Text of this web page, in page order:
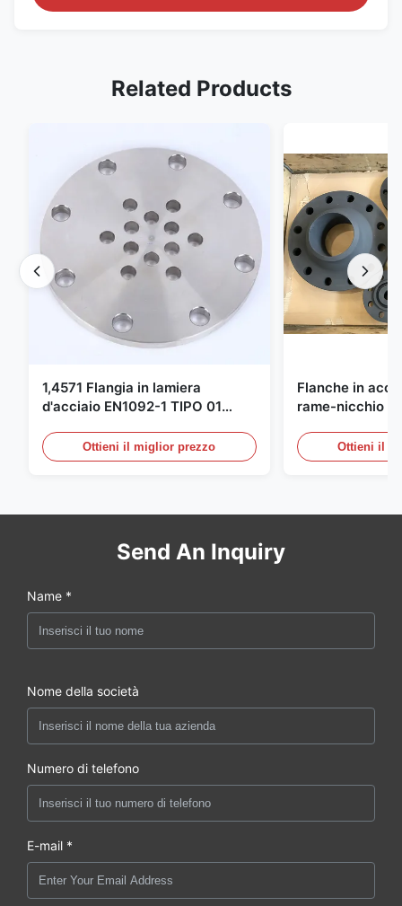
Related Products
1,4571 Flangia in lamiera
d'acciaio EN1092-1 TIPO 01
Ottieni il miglior prezzo
Flanche in
rame-nicchio
carbonioOttieni il
Send An Inquiry
Name *
Nome della società
Numero di telefono
E-mail *